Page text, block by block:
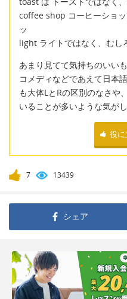
coffee shop コーヒーショ
ッ
light ライトではなく、むし
あまり見てて気持ちのいい
コメディなどであえて日本
も大体LとRの区別のなさや
いることが多いような気がし
役に
7 13439
シェア